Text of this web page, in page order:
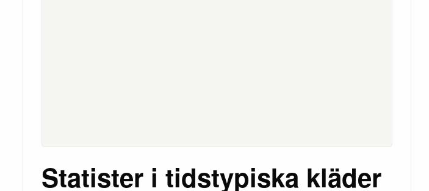
Statister i tidstypiska kläder